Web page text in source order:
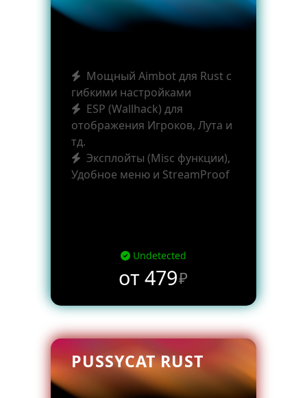
Мощный Aimbot для Rust с
гибкими настройками
ESP (Wallhack) для
отображения Игроков, Лута и
тд.
Эксплойты (Misc функции),
Удобное меню и StreamProof
Undetected
от 479₽
PUSSYCAT RUST